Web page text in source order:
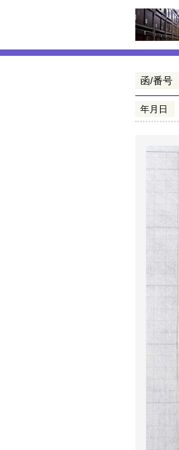
函/番号
年月日